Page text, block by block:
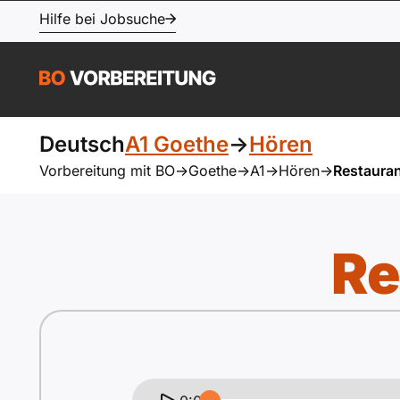
Hilfe bei Jobsuche
DeutschA1 Goethe->Hören
Vorbereitung mit BO->Goethe->A1->Hören->